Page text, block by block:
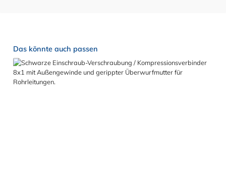
Produktgalerie überspringen
Das könnte auch passen